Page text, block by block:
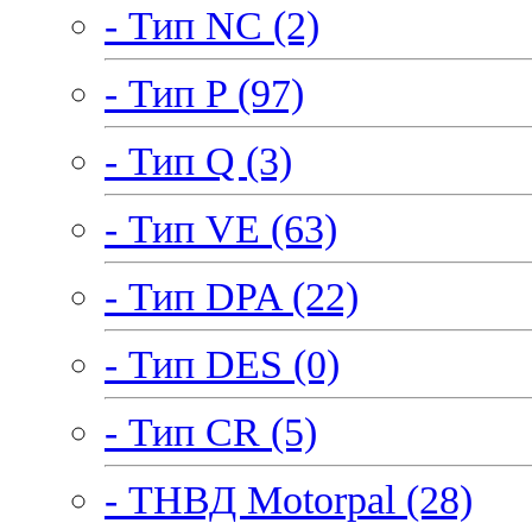
- Тип NC (2)
- Тип P (97)
- Тип Q (3)
- Тип VE (63)
- Тип DPA (22)
- Тип DES (0)
- Тип CR (5)
- ТНВД Motorpal (28)